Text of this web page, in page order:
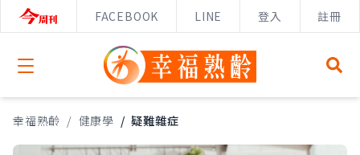
FACEBOOK LINE 登入 註冊
Open menu
幸福熟齡 / 健康學 / 疑難雜症